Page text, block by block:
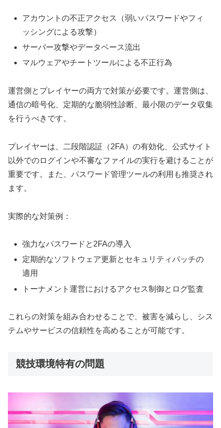
アカウントの不正アクセス（弱いパスワードやフィ
ッシングによる攻撃）
サーバー攻撃やデータベース流出
マルウェアやチートツールによる不正行為
運営側とプレイヤーの両方で対策が必要です。運営側は、
通信の暗号化、定期的な脆弱性診断、最小限のデータ収集
を行うべきです。
プレイヤーは、二段階認証（2FA）の有効化、公式サイト
以外でのログインや不審なファイルの実行を避けることが
重要です。また、パスワード管理ツールの利用も推奨され
ます。
実際的な対策例：
強力なパスワードと2FAの導入
定期的なソフトウェア更新とセキュリティパッチの
適用
トーナメント運営におけるアクセス制御とログ監査
これらの対策を組み合わせることで、被害を減らし、シス
テムやサービスの信頼性を高めることが可能です。
競技環境特有の問題